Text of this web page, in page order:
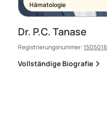
Hämatologie
Dr. P.C. Tanase
Registrierungsnummer:
Vollständige Biografie